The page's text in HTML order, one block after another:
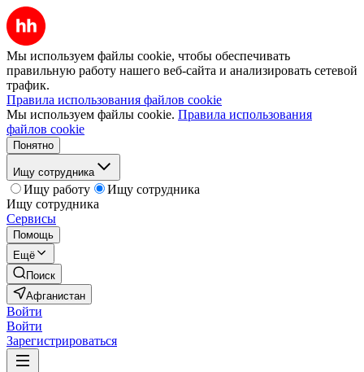
Мы используем файлы cookie, чтобы обеспечивать
правильную работу нашего веб-сайта и анализировать сетевой
трафик.
Правила использования файлов cookie
Мы используем файлы cookie. Правила использования
файлов cookie
Понятно
Ищу сотрудника
Ищу работу
Ищу сотрудника
Ищу сотрудника
Сервисы
Помощь
Ещё
Поиск
Афганистан
Войти
Войти
Зарегистрироваться